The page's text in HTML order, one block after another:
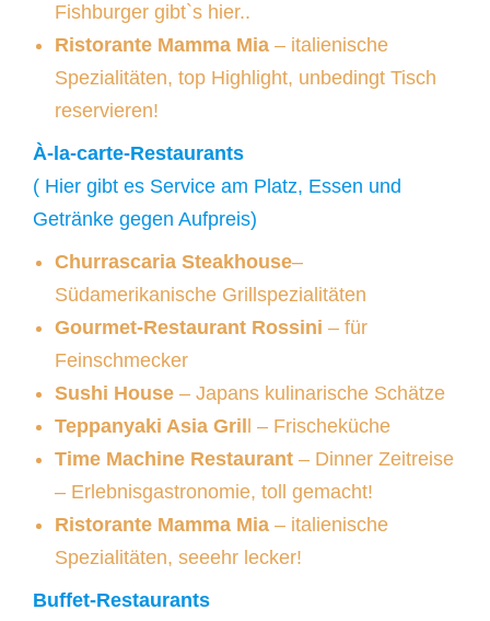
Fishburger gibt`s hier..
Ristorante Mamma Mia – italienische
Spezialitäten, top Highlight, unbedingt Tisch
reservieren!
À-la-carte-Restaurants
( Hier gibt es Service am Platz, Essen und
Getränke gegen Aufpreis)
Churrascaria Steakhouse–
Südamerikanische Grillspezialitäten
Gourmet-Restaurant Rossini – für
Feinschmecker
Sushi House – Japans kulinarische Schätze
Teppanyaki Asia Gril
l – Frischeküche
Time Machine Restaurant – Dinner Zeitreise
– Erlebnisgastronomie, toll gemacht!
Ristorante Mamma Mia – italienische
Spezialitäten, seeehr lecker!
Buffet-Restaurants